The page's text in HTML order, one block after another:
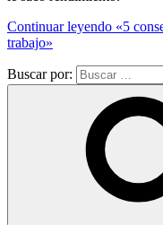
Continuar leyendo «5
trabajo»
Buscar por: